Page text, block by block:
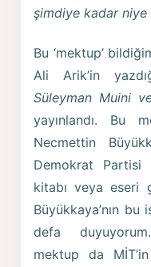
şimdiye kadar niye
Bu ‘mektup’
Ali Arik’in
Süleyman Muini
yayınlandı. Bu
Necmettin
Demokrat Partisi
kitabı veya eseri
Büyükkaya’nın
defa
mektup da